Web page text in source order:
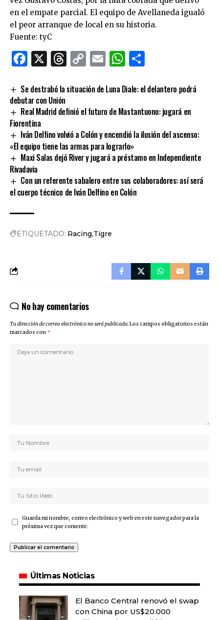
en el empate parcial. El equipo de Avellaneda igualó
el peor arranque de local en su historia.
Fuente: tyC
Facebook
X Threads
CopyEmailWhatsApp
Se destrabó la situación de Luna Diale: el delantero podrá
debutar con Unión
Real Madrid definió el futuro de Mastantuono: jugará en
Fiorentina
Iván Delfino volvió a Colón y encendió la ilusión del ascenso:
«El equipo tiene las armas para lograrlo»
Maxi Salas dejó River y jugará a préstamo en Independiente
Rivadavia
Con un referente sabalero entre sus colaboradores: así será
el cuerpo técnico de Iván Delfino en Colón
ETIQUETADO: Racing Tigre
No hay comentarios
Tu dirección de correo electrónico no será publicada.Los campos obligatorios están
marcados con *
Guarda mi nombre, correo electrónico y web en este navegador para la
próxima vez que comente.
Últimas Noticias
El Banco Central renovó el swap
con China por US$20.000